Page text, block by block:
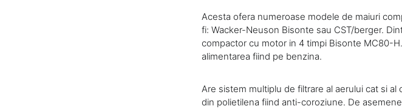
Acesta ofera numeroase modele de maiuri
fi: Wacker-Neuson Bisonte sau CST/berger.
compactor cu motor in 4 timpi Bisonte MC80-
alimentarea fiind pe benzina.
Are sistem multiplu de filtrare al aerului cat si
din polietilena fiind anti-coroziune. De